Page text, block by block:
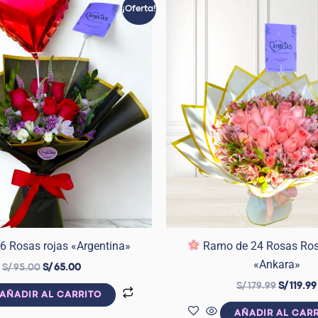
¡Oferta!
Rosas rojas «Argentina»
S/95.00
El
precio
original
era:
S/ 95.00.
S/65.00
El
precio
actual
es:
S/ 65.00.
AÑADIR AL CARRITO
Ramo de 24 Rosas
«Ankara»
S/179.99
original
era:
S/ 179.99.
S/119.99
AÑADIR AL